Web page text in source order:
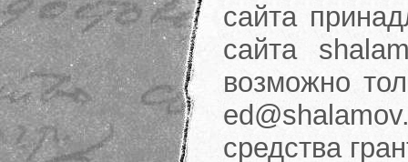
сайта
сайта
возможно
средства